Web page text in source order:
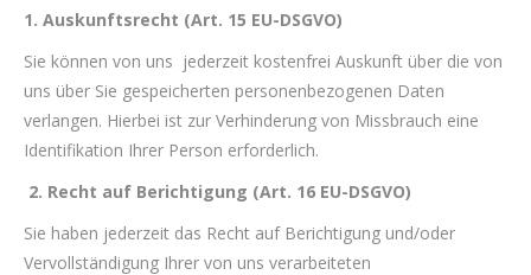
1. Auskunftsrecht (Art. 15 EU-DSGVO)
Sie können von uns jederzeit kostenfrei Auskunft über die von
uns über Sie gespeicherten personenbezogenen Daten
verlangen. Hierbei ist zur Verhinderung von Missbrauch eine
Identifikation Ihrer Person erforderlich.
2. Recht auf Berichtigung (Art. 16 EU-DSGVO)
Sie haben jederzeit das Recht auf Berichtigung und/oder
Vervollständigung Ihrer von uns verarbeiteten